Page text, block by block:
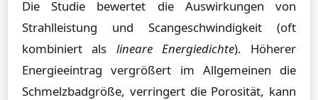
Die Studie bewertet die Auswirkungen von
Strahlleistung und Scangeschwindigkeit (oft
kombiniert als lineare Energiedichte). Höherer
Energieeintrag vergrößert im Allgemeinen die
Schmelzbadgröße, verringert die Porosität, kann